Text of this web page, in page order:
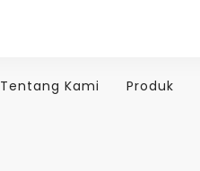
Tentang Kami Produk